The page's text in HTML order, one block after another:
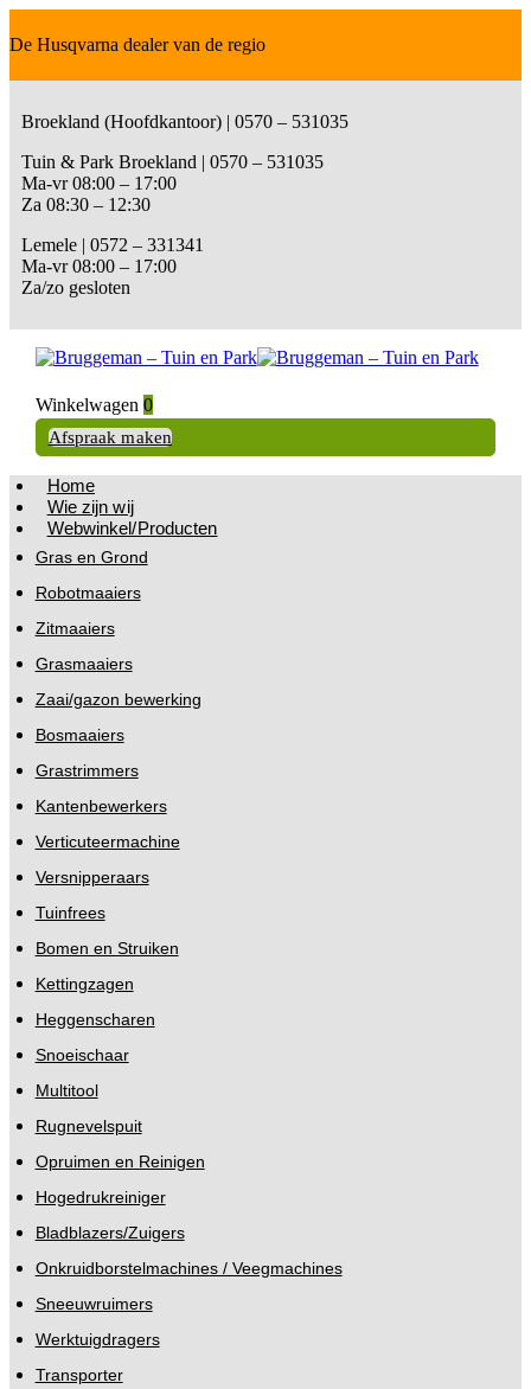
De Husqvarna dealer van de regio
Broekland (Hoofdkantoor) | 0570 – 531035
Tuin & Park Broekland | 0570 – 531035
Ma-vr 08:00 – 17:00
Za 08:30 – 12:30
Lemele | 0572 – 331341
Ma-vr 08:00 – 17:00
Za/zo gesloten
Winkelwagen 0
Afspraak maken
Home
Wie zijn wij
Webwinkel/Producten
Gras en Grond
Robotmaaiers
Zitmaaiers
Grasmaaiers
Zaai/gazon bewerking
Bosmaaiers
Grastrimmers
Kantenbewerkers
Verticuteermachine
Versnipperaars
Tuinfrees
Bomen en Struiken
Kettingzagen
Heggenscharen
Snoeischaar
Multitool
Rugnevelspuit
Opruimen en Reinigen
Hogedrukreiniger
Bladblazers/Zuigers
Onkruidborstelmachines / Veegmachines
Sneeuwruimers
Werktuigdragers
Transporter